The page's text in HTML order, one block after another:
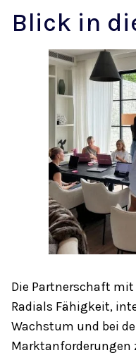
Blick in
Die Partnerschaft mit
Radials Fähigkeit,
Wachstum und bei
Marktanforderungen